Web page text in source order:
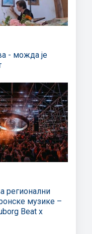
- можда је
регионални
музике –
Beat x